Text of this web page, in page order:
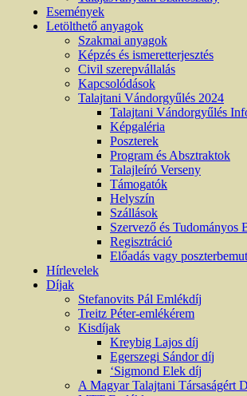
Események
Letölthető anyagok
Szakmai anyagok
Képzés és ismeretterjesztés
Civil szerepvállalás
Kapcsolódások
Talajtani Vándorgyűlés 2024
Talajtani Vándorgyűlés
Képgaléria
Poszterek
Program és Absztraktok
Talajleíró Verseny
Támogatók
Helyszín
Szállások
Szervező és Tudományos
Regisztráció
Előadás vagy
Hírlevelek
Díjak
Stefanovits Pál Emlékdíj
Treitz Péter-emlékérem
Kisdíjak
Kreybig Lajos díj
Egerszegi Sándor díj
‘Sigmond Elek díj
A Magyar Talajtani Társaságért